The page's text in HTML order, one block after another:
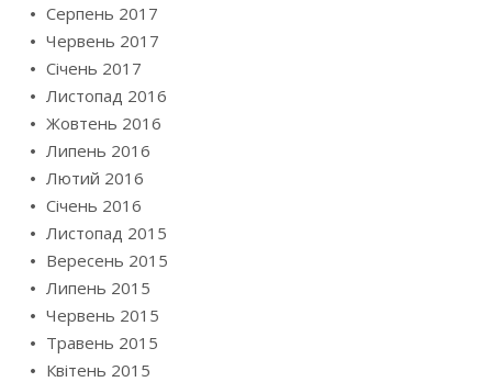
Серпень 2017
Червень 2017
Січень 2017
Листопад 2016
Жовтень 2016
Липень 2016
Лютий 2016
Січень 2016
Листопад 2015
Вересень 2015
Липень 2015
Червень 2015
Травень 2015
Квітень 2015